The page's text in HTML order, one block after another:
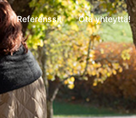
Referenssit Ota yhteyttä!